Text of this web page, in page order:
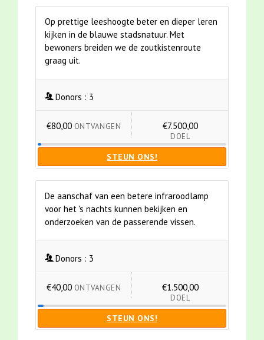
Op prettige leeshoogte beter en dieper leren
kijken in de blauwe stadsnatuur. Met
bewoners breiden we de zoutkistenroute
graag uit.
Donors : 3
€80,00 ONTVANGEN €7.500,00
DOEL
STEUN ONS!
De aanschaf van een betere infraroodlamp
voor het 's nachts kunnen bekijken en
onderzoeken van de passerende vissen.
Donors : 3
€40,00 ONTVANGEN €1.500,00
DOEL
STEUN ONS!